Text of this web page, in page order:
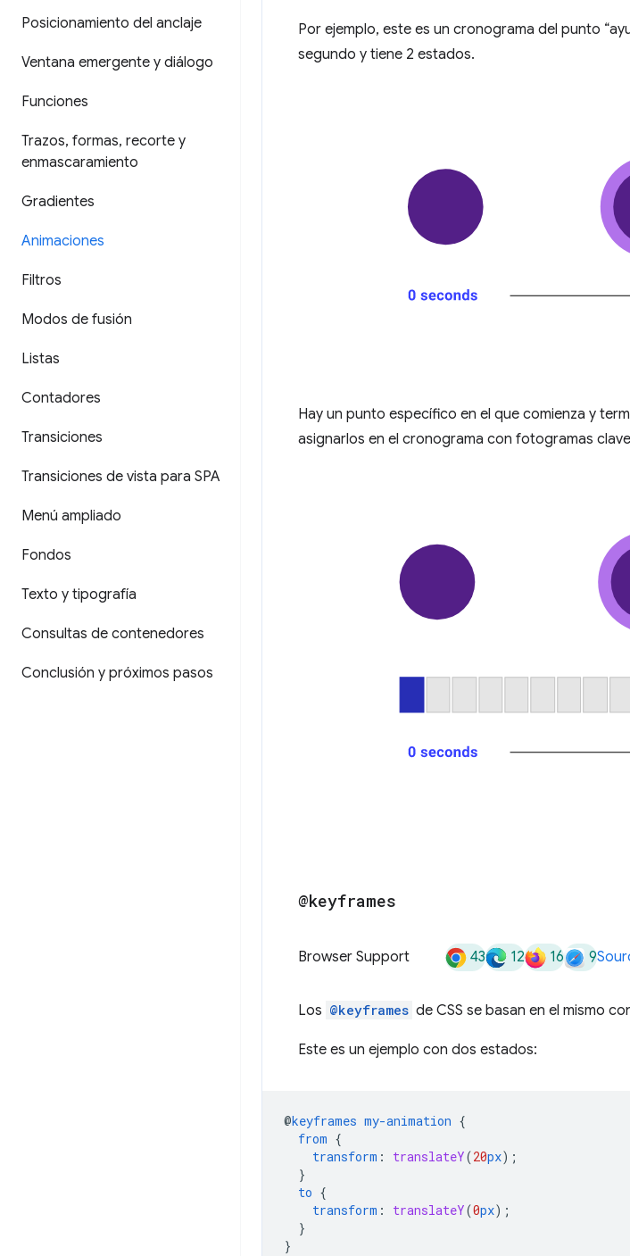
Posicionamiento del anclaje
Ventana emergente y diálogo
Funciones
Trazos, formas, recorte y
enmascaramiento
Gradientes
Animaciones
Filtros
Modos de fusión
Listas
Contadores
Transiciones
Transiciones de vista para SPA
Menú ampliado
Fondos
Texto y tipografía
Consultas de contenedores
Conclusión y próximos pasos
Por ejemplo, este es un cronograma del punto
segundo y tiene 2 estados.
Hay un punto específico en el que comienza y
asignarlos en el cronograma con fotogramas
@keyframes
Browser Support 43 12 16 9
Los @keyframes de CSS se basan en el mismo
Este es un ejemplo con dos estados:
@keyframes my-animation {
from {
transform : translateY(20px);
}
to {
transform : translateY(0px);
}
}